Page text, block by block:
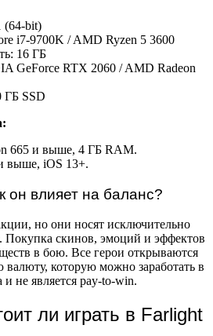
(64-bit)
i7-9700K / AMD Ryzen 5 3600
16 ГБ
GeForce RTX 2060 / AMD Radeon
ГБ SSD
665 и выше, 4 ГБ RAM.
выше, iOS 13+.
он влияет на баланс?
но они носят исключительно
Покупка скинов, эмоций и эффектов
в бою. Все герои открываются
валюту, которую можно заработать в
не является pay-to-win.
ли играть в Farlight